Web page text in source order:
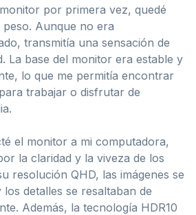
por primera vez, quedé
Aunque no era
transmitía una sensación de
La base del monitor era estable y
lo que me permitía encontrar
trabajar o disfrutar de
el monitor a mi computadora,
la claridad y la viveza de los
resolución QHD, las imágenes se
detalles se resaltaban de
Además, la tecnología HDR10